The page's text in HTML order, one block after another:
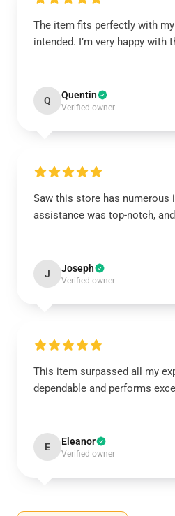
The item fits perfectly with
intended. I’m very happy with
Q Quentin
Verified owner
Saw this store has numerous
assistance was top-notch,
J Joseph
Verified owner
This item surpassed all my
dependable and performs
E Eleanor
Verified owner